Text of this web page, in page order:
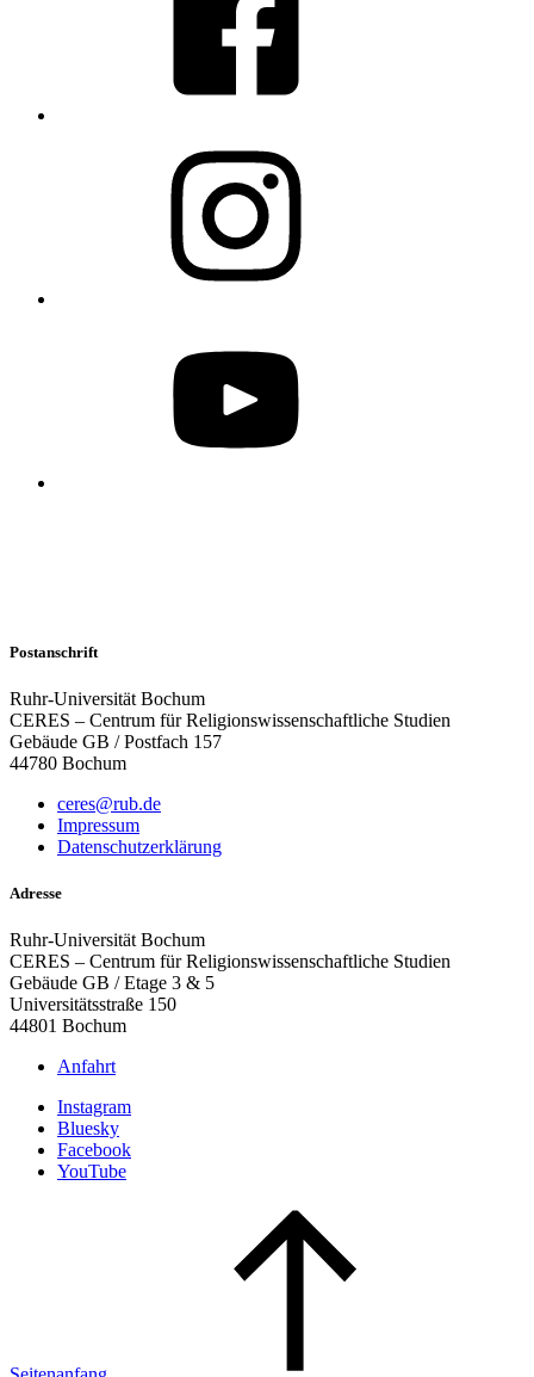
Postanschrift
Ruhr-Universität Bochum
CERES – Centrum für Religionswissenschaftliche Studien
Gebäude GB / Postfach 157
44780 Bochum
ceres@rub.de
Impressum
Datenschutzerklärung
Adresse
Ruhr-Universität Bochum
CERES – Centrum für Religionswissenschaftliche Studien
Gebäude GB / Etage 3 & 5
Universitätsstraße 150
44801 Bochum
Anfahrt
Instagram
Bluesky
Facebook
YouTube